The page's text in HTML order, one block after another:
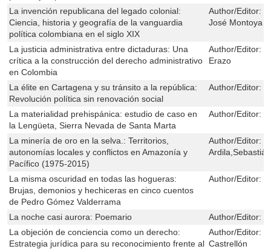
La invención republicana del legado colonial:
Ciencia, historia y geografía de la vanguardia
política colombiana en el siglo XIX
Author/Editor:
José Montoya
La justicia administrativa entre dictaduras: Una
crítica a la construcción del derecho administrativo
en Colombia
Author/Editor:
Erazo
La élite en Cartagena y su tránsito a la república:
Revolución política sin renovación social
Author/Editor:
La materialidad prehispánica: estudio de caso en
la Lengüeta, Sierra Nevada de Santa Marta
Author/Editor:
La minería de oro en la selva.: Territorios,
autonomías locales y conflictos en Amazonía y
Pacífico (1975-2015)
Author/Editor:
La misma oscuridad en todas las hogueras:
Brujas, demonios y hechiceras en cinco cuentos
de Pedro Gómez Valderrama
Author/Editor:
La noche casi aurora: Poemario Author/Editor:
La objeción de conciencia como un derecho:
Estrategia jurídica para su reconocimiento frente al
Author/Editor:
Castrellón